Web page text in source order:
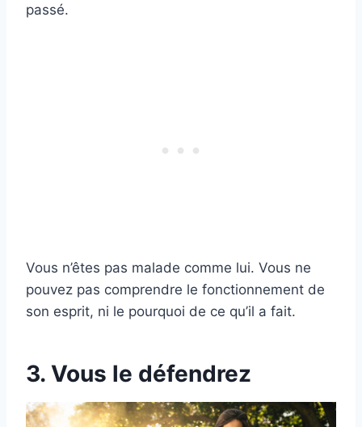
passé.
Vous n’êtes pas malade comme lui. Vous ne
pouvez pas comprendre le fonctionnement de
son esprit, ni le pourquoi de ce qu’il a fait.
3. Vous le défendrez